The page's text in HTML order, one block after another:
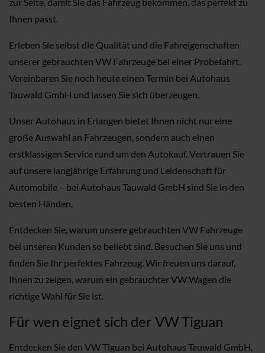
Ihnen passt.
Erleben Sie selbst die Qualität und die Fahreigenschaften
unserer gebrauchten VW Fahrzeuge bei einer Probefahrt.
Vereinbaren Sie noch heute einen Termin bei Autohaus
Tauwald GmbH und lassen Sie sich überzeugen.
Unser Autohaus in Erlangen bietet Ihnen nicht nur eine
große Auswahl an Fahrzeugen, sondern auch einen
erstklassigen Service rund um den Autokauf. Vertrauen Sie
auf unsere langjährige Erfahrung und Leidenschaft für
Automobile – bei Autohaus Tauwald GmbH sind Sie in den
besten Händen.
Entdecken Sie, warum unsere gebrauchten VW Fahrzeuge
bei unseren Kunden so beliebt sind. Besuchen Sie uns und
finden Sie Ihr perfektes Fahrzeug. Wir freuen uns darauf,
Ihnen zu zeigen, warum ein gebrauchter VW Wagen die
richtige Wahl für Sie ist.
Für wen eignet sich der VW Tiguan
Entdecken Sie den VW Tiguan bei Autohaus Tauwald GmbH,